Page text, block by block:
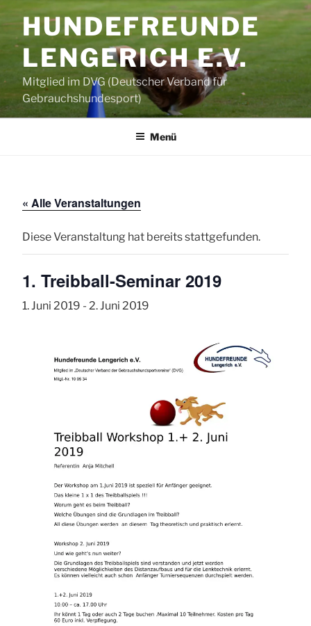
Inhalt
springenHUNDEFREUNDE
LENGERICH E.V.
Mitglied im DVG (Deutscher Verband für
Gebrauchshundesport)
Menü
« Alle Veranstaltungen
Diese Veranstaltung hat bereits stattgefunden.
1. Treibball-Seminar 2019
1. Juni 2019 - 2. Juni 2019